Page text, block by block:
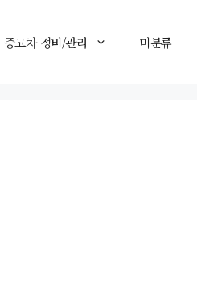
중고차 정비/관리 미분류